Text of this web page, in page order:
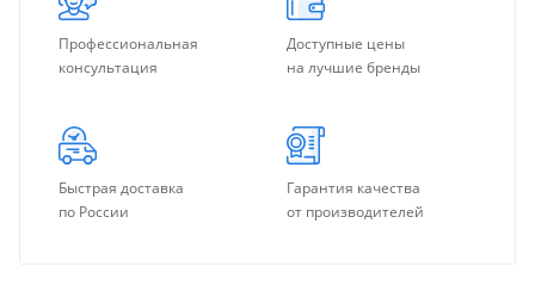
Профессиональная
консультация
Доступные цены
на лучшие бренды
Быстрая доставка
по России
Гарантия качества
от производителей